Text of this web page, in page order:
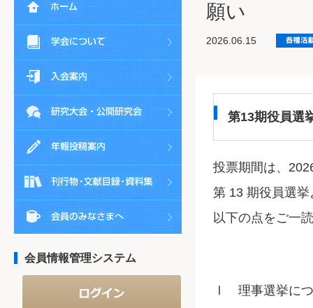
願い
2026.06.15
第13期役員選
投票期間は、
第 13 期役員選
以下の点をご一
Ⅰ 理事選挙につ
会員情報管理システム